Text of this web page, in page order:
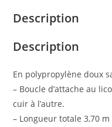
Description
Description
En polypropylène doux
– Boucle d’attache au
cuir à l’autre.
– Longueur totale 3,70 m